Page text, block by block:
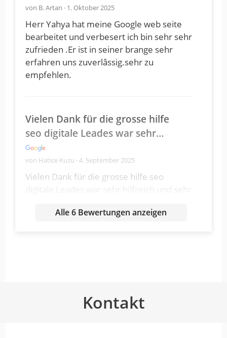
von B. Artan · 1. Oktober 2025
Herr Yahya hat meine Google web seite
bearbeitet und verbesert ich bin sehr sehr
zufrieden .Er ist in seiner brange sehr
erfahren uns zuverlâssig.sehr zu
empfehlen.
Vielen Dank für die grosse hilfe
seo digitale Leades war sehr…
von Hatice Kuzu · 4. September 2025
Vielen Dank für die grosse hilfe seo
digitale Leades war sehr hilfreich und sehr
jedenemfehle war sehr freundlic
Alle 6 Bewertungen anzeigen
Kontakt